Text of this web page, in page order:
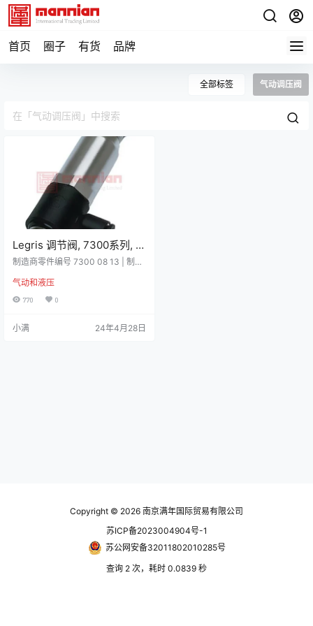
首页 圈子 有货 品牌
全部标签 气动调压阀
Legris 调节阀, 7300系列, G
1/4 外螺纹进气口, 8mm管出
73000813
制造商零件编号 7300 08 13 | 制造
系列压力调节器 安装在气缸供气管
路中，以一个移动方向执行降压安
上安装，形成一个单供气来源的多
气动和液压
770 0
小满 24年4月28日
Copyright © 2026 南京满年国际贸易有限公司
苏ICP备2023004904号-1
苏公网安备32011802010285号
查询 2 次，耗时 0.0839 秒